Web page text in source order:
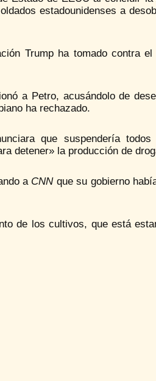
estadounidenses a
Trump ha tomado contra
a Petro, acusándolo de
ha rechazado.
que suspendería
detener» la producción de
a CNNque su gobierno
de los cultivos, que está